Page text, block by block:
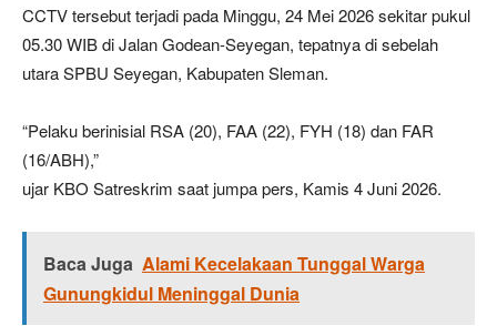
CCTV tersebut terjadi pada Minggu, 24 Mei 2026 sekitar pukul
05.30 WIB di Jalan Godean-Seyegan, tepatnya di sebelah
utara SPBU Seyegan, Kabupaten Sleman.
“Pelaku berinisial RSA (20), FAA (22), FYH (18) dan FAR
(16/ABH),”
ujar KBO Satreskrim saat jumpa pers, Kamis 4 Juni 2026.
Baca Juga Alami Kecelakaan Tunggal Warga
Gunungkidul Meninggal Dunia